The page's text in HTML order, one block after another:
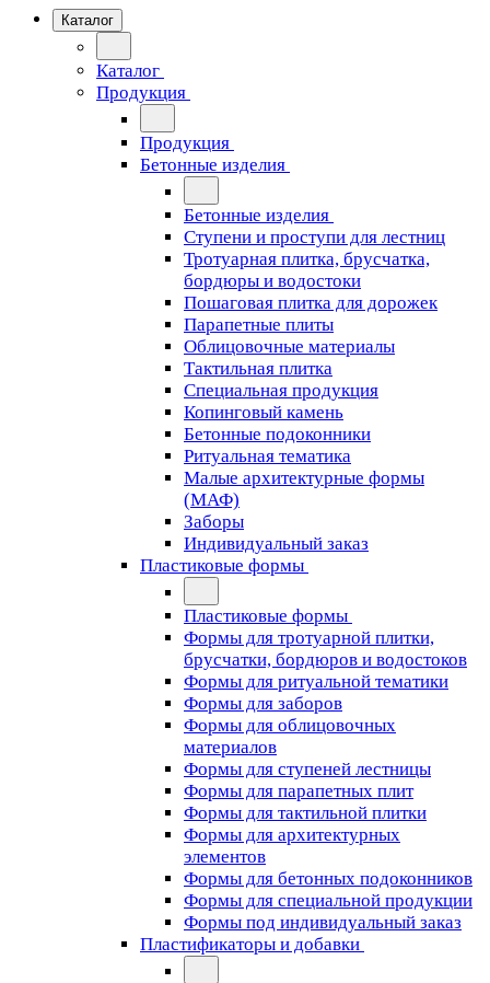
Каталог
Каталог
Продукция
Продукция
Бетонные изделия
Бетонные изделия
Ступени и проступи для лестниц
Тротуарная плитка, брусчатка,
бордюры и водостоки
Пошаговая плитка для дорожек
Парапетные плиты
Облицовочные материалы
Тактильная плитка
Специальная продукция
Копинговый камень
Бетонные подоконники
Ритуальная тематика
Малые архитектурные формы
(МАФ)
Заборы
Индивидуальный заказ
Пластиковые формы
Пластиковые формы
Формы для тротуарной плитки,
брусчатки, бордюров и водостоков
Формы для ритуальной тематики
Формы для заборов
Формы для облицовочных
материалов
Формы для ступеней лестницы
Формы для парапетных плит
Формы для тактильной плитки
Формы для архитектурных
элементов
Формы для бетонных подоконников
Формы для специальной продукции
Формы под индивидуальный заказ
Пластификаторы и добавки